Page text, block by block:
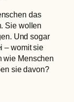
das
Sie wollen
Und sogar
– womit sie
wie Menschen
sie davon?